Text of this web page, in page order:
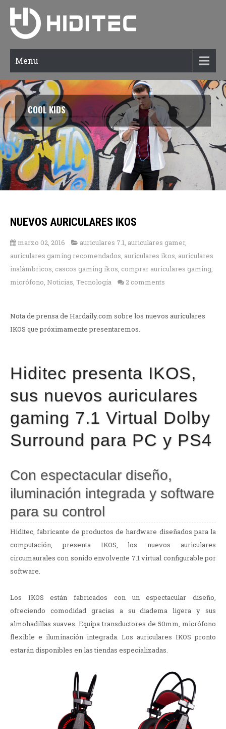
Menu
COOL KIDS
NUEVOS AURICULARES IKOS
marzo 02, 2016 auriculares 7.1, auriculares gamer,
auriculares gaming recomendados, auriculares ikos, auriculares
inalámbricos, cascos gaming ikos, comprar auriculares gaming,
micrófono, Noticias, Tecnología 2 comments
Nota de prensa de Hardaily.com sobre los nuevos auriculares
IKOS que próximamente presentaremos.
Hiditec presenta IKOS,
sus nuevos auriculares
gaming 7.1 Virtual Dolby
Surround para PC y PS4
Con espectacular diseño,
iluminación integrada y software
para su control
Hiditec, fabricante de productos de hardware diseñados para la
computación, presenta IKOS, los nuevos auriculares
circumaurales con sonido envolvente 7.1 virtual configurable por
software.
Los IKOS están fabricados con un espectacular diseño,
ofreciendo comodidad gracias a su diadema ligera y sus
almohadillas suaves. Equipa transductores de 50mm, micrófono
flexible e iluminación integrada. Los auriculares IKOS pronto
estarán disponibles en las tiendas especializadas.